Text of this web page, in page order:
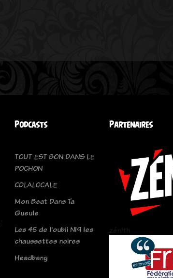
Podcasts
TOUT EST BON DANS LE
POCHON
CDLALOCALE
Mon Beat Dans Ta
Gueule
Les 45 de l'oubli N19 les
chaussettes noires
Headbang
Partenaires